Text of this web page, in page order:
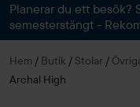
Planerar du ett besök?
semesterstängt -
Hem / Butik / Stolar /
Archal High